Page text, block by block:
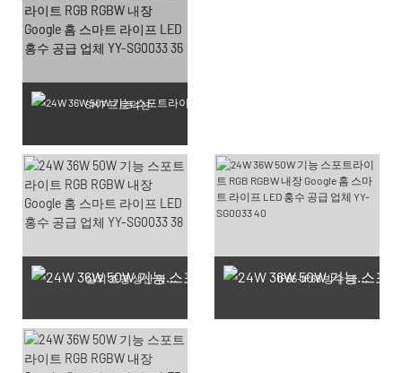
SMT 프로덕션
실외 조명 생산 워크숍 IP65-IP68 방수 테스트 완료 제품